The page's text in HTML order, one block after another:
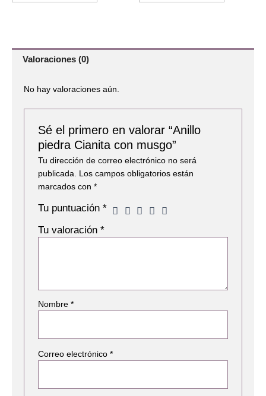
Valoraciones (0)
No hay valoraciones aún.
Sé el primero en valorar “Anillo
piedra Cianita con musgo”
Tu dirección de correo electrónico no será
publicada. Los campos obligatorios están
marcados con*
Tu puntuación*
Tu valoración*
Nombre*
Correo electrónico*